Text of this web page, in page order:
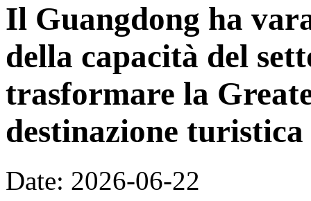
Il Guangdong ha
della capacità del
trasformare la
destinazione
Date: 2026-06-22